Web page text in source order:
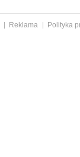
Reklama
Polityka